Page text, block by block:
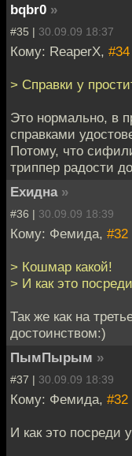
bqbr0 »
#35 | 30.09.09 18:37
Кому: ReaperX, #34
> Справки у
Это нормально, в
справками
Потому, что
триппер радости
Ехидна »
#36 | 30.09.09 18:39
Кому: Фемида, #32
> Кошмар какой!
> И как это
Так же как на
достоинством:)
ПымПырым »
#37 | 30.09.09 18:39
Кому: Фемида, #32
И как это посреди